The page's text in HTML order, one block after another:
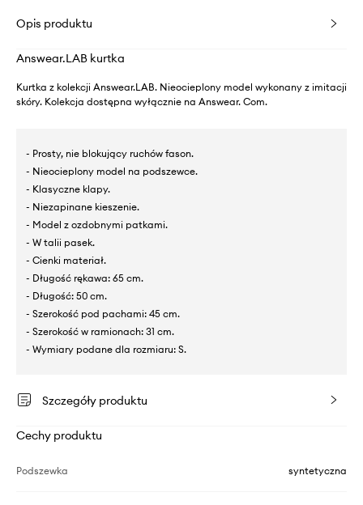
Opis produktu
Answear.LAB kurtka
Kurtka z kolekcji Answear.LAB. Nieocieplony model wykonany z imitacji
skóry. Kolekcja dostępna wyłącznie na Answear. Com.
- Prosty, nie blokujący ruchów fason.
- Nieocieplony model na podszewce.
- Klasyczne klapy.
- Niezapinane kieszenie.
- Model z ozdobnymi patkami.
- W talii pasek.
- Cienki materiał.
- Długość rękawa: 65 cm.
- Długość: 50 cm.
- Szerokość pod pachami: 45 cm.
- Szerokość w ramionach: 31 cm.
- Wymiary podane dla rozmiaru: S.
Szczegóły produktu
Cechy produktu
Podszewka syntetyczna